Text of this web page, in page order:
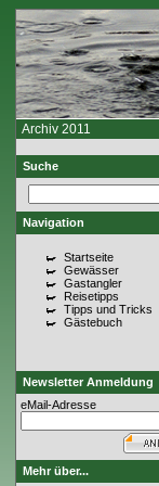
Archiv 2011
Suche
Navigation
Startseite
Gewässer
Gastangler
Reisetipps
Tipps und Tricks
Gästebuch
Newsletter Anmeldung
eMail-Adresse
Mehr über...